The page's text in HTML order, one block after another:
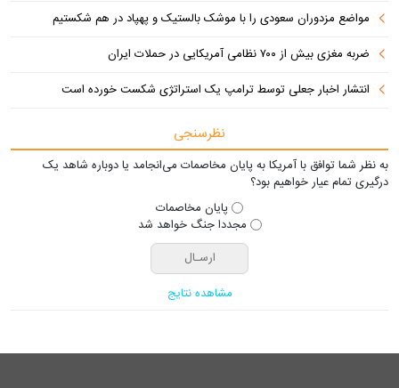
مواضع مزدوران سعودی را با موشک بالستیک و پهپاد در هم شکستیم
ضربه مغزی بیش از ۷۰۰ نظامی آمریکایی در حملات ایران
انتشار اخبار جعلی توسط ترامپ یک استراتژی شکست خورده است
نظرسنجی
به نظر شما توافق با آمریکا به پایان مخاصمات می‌انجامد یا دوباره شاهد یک
درگیری تمام عیار خواهیم بود؟
پایان مخاصمات
مجددا جنگ خواهد شد
مشاهده نتایج